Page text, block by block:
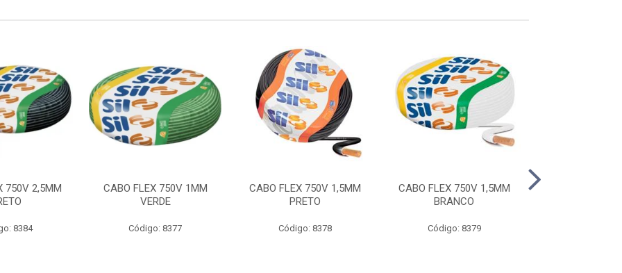
750V 2,5MM
8384
CABO FLEX 750V 1MM
VERDE
Código: 8377
CABO FLEX 750V 1,5MM
PRETO
Código: 8378
CABO FLEX 750V 1,5MM
BRANCO
Código: 8379